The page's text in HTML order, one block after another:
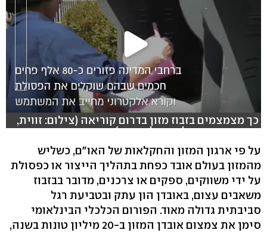
כך מצמצמים בזבוז מזון בדרום קוריאה (צילום: זווית,
סוכנות ידיעות למדע ולסביבה)
על פי ארגון המזון והחקלאות של האו"ם, כשליש
מהמזון בעולם אובד כפחת בתהליך הייצור או כפסולת
על ידי משווקים, ספקים או צרכנים, מדובר בבזבוז
משאבים עצום, באובדן הון עתק ובטביעת רגל
סביבתית גדולה מאוד. הפורום הכלכלי הבינלאומי
סימן את צמצום אובדן המזון ב-20 מיליון טונות בשנה,